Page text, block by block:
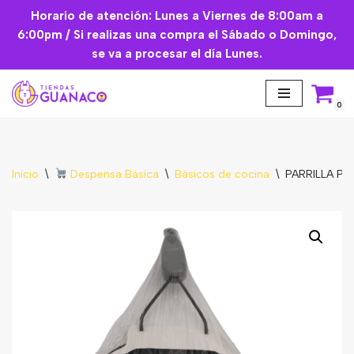
Saltar
contenido
Horario de atención: Lunes a Viernes de 8:00am a
6:00pm / Si realizas una compra el Sábado o Domingo,
se va a procesar el día Lunes.
0
Básicos de Cocina
Inicio \ Despensa Básica \ Básicos de cocina \ PARRILLA